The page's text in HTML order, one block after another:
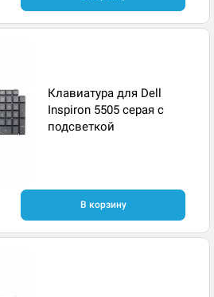
Клавиатура для Dell
Inspiron 5505 серая с
подсветкой
В корзину